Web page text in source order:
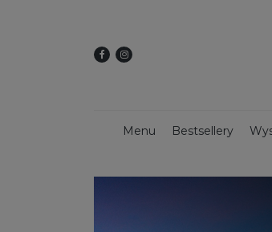
Menu Bestsellery
Dekoracje świąteczne